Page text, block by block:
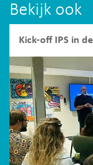
Bekijk ook
Kick-off IPS in